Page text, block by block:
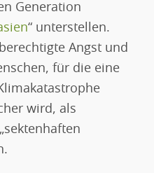
Generation
“ unterstellen.
Angst und
für die eine
wird, als